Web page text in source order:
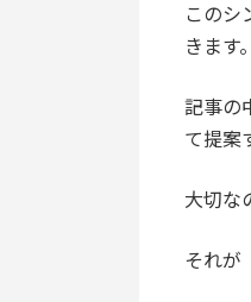
このシ
きます。
記事の
て提案
大切な
それが